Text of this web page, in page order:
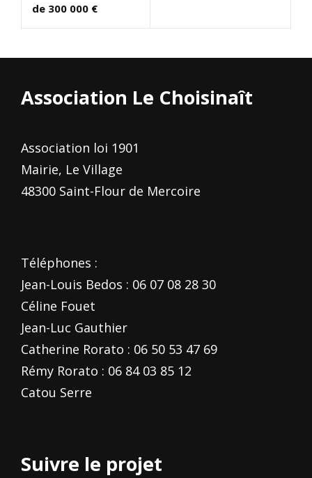
de 300 000 €
Association Le Choisinaît
Association loi 1901
Mairie, Le Village
48300 Saint-Flour de Mercoire
Téléphones :
Jean-Louis Bedos : 06 07 08 28 30
Céline Fouet
Jean-Luc Gauthier
Catherine Rorato : 06 50 53 47 69
Rémy Rorato : 06 84 03 85 12
Catou Serre
Suivre le projet